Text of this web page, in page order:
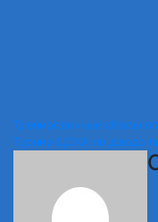
записям
Тренировочные сборы
Турнир ЦСКА по дзюдо